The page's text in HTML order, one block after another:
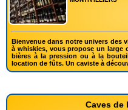
Bienvenue dans notre univers des
à whiskies, vous propose un large
bières à la pression ou à la
location de fûts. Un caviste à
Caves de